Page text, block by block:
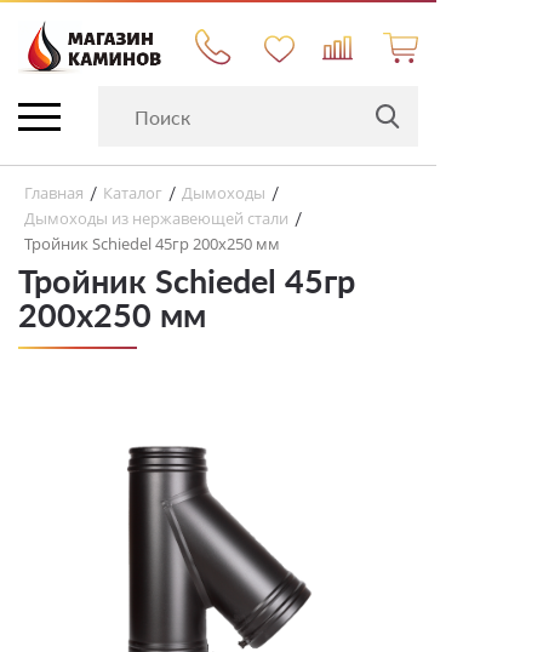
Главная / Каталог / Дымоходы /
Дымоходы из нержавеющей стали /
Тройник Schiedel 45гр 200х250 мм
Тройник Schiedel 45гр
200х250 мм